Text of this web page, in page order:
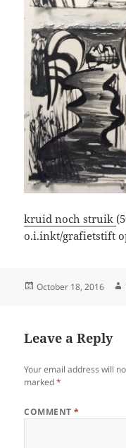
kruid noch struik
o.i.inkt/grafietstift
Posted
October 18, 2016
Leave a Reply
Your email address will
marked*
COMMENT*